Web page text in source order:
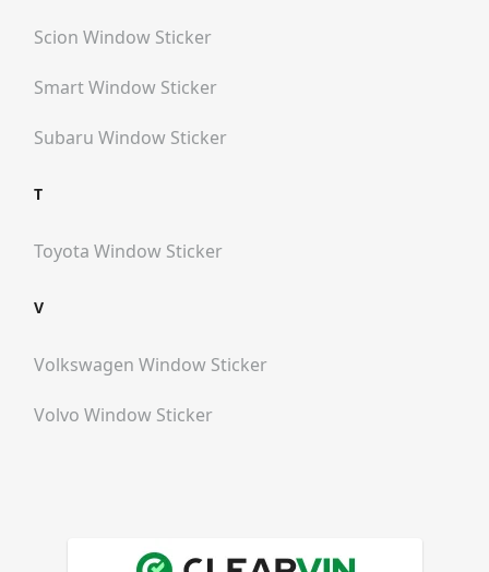
Scion Window Sticker
SmartWindow Sticker
Subaru Window Sticker
T
Toyota Window Sticker
V
Volkswagen Window Sticker
Volvo Window Sticker